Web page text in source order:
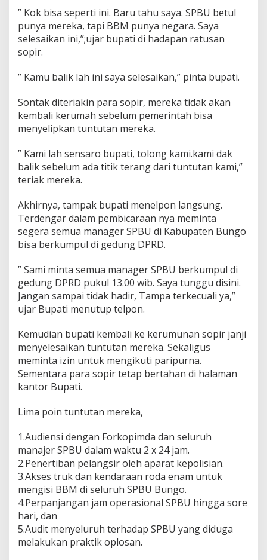
” Kok bisa seperti ini. Baru tahu saya. SPBU betul
punya mereka, tapi BBM punya negara. Saya
selesaikan ini,”;ujar bupati di hadapan ratusan
sopir.
” Kamu balik lah ini saya selesaikan,” pinta bupati.
Sontak diteriakin para sopir, mereka tidak akan
kembali kerumah sebelum pemerintah bisa
menyelipkan tuntutan mereka.
” Kami lah sensaro bupati, tolong kami.kami dak
balik sebelum ada titik terang dari tuntutan kami,”
teriak mereka.
Akhirnya, tampak bupati menelpon langsung.
Terdengar dalam pembicaraan nya meminta
segera semua manager SPBU di Kabupaten Bungo
bisa berkumpul di gedung DPRD.
” Sami minta semua manager SPBU berkumpul di
gedung DPRD pukul 13.00 wib. Saya tunggu disini.
Jangan sampai tidak hadir, Tampa terkecuali ya,”
ujar Bupati menutup telpon.
Kemudian bupati kembali ke kerumunan sopir janji
menyelesaikan tuntutan mereka. Sekaligus
meminta izin untuk mengikuti paripurna.
Sementara para sopir tetap bertahan di halaman
kantor Bupati.
Lima poin tuntutan mereka,
1.Audiensi dengan Forkopimda dan seluruh
manajer SPBU dalam waktu 2 x 24 jam.
2.Penertiban pelangsir oleh aparat kepolisian.
3.Akses truk dan kendaraan roda enam untuk
mengisi BBM di seluruh SPBU Bungo.
4.Perpanjangan jam operasional SPBU hingga sore
hari, dan
5.Audit menyeluruh terhadap SPBU yang diduga
melakukan praktik oplosan.